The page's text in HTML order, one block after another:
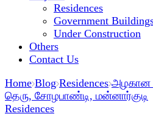
Residences
Government
Under Construction
Others
Contact Us
Home Blog Residences அழகான
தெரு, சோழபாண்டி, மன்னார்குடி
Residences